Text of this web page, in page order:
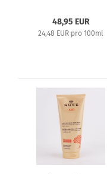
48,95 EUR
24,48 EUR pro 100ml